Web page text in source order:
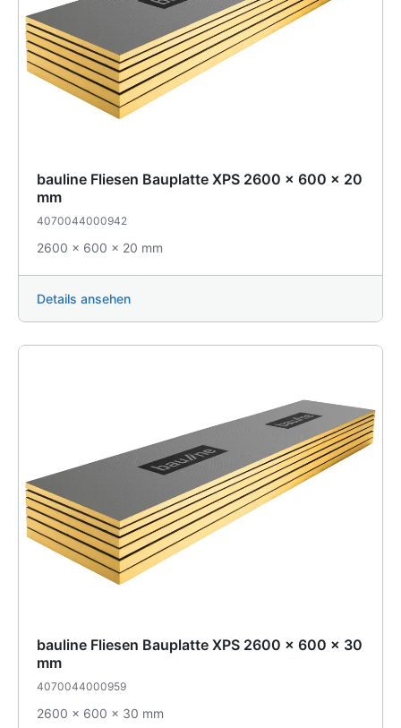
bauline Fliesen Bauplatte XPS 2600 x 600 x 20
mm
4070044000942
2600 x 600 x 20 mm
Details ansehen
bauline Fliesen Bauplatte XPS 2600 x 600 x 30
mm
4070044000959
2600 x 600 x 30 mm